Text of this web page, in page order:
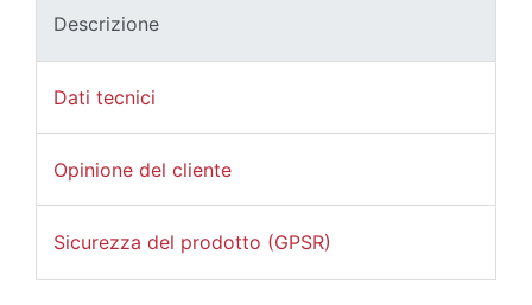
Descrizione
Dati tecnici
Opinione del cliente
Sicurezza del prodotto (GPSR)